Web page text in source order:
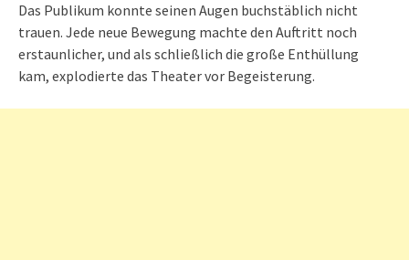
Das Publikum konnte seinen Augen buchstäblich nicht
trauen. Jede neue Bewegung machte den Auftritt noch
erstaunlicher, und als schließlich die große Enthüllung
kam, explodierte das Theater vor Begeisterung.